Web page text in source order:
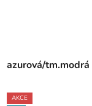
azurová/tm.modrá
AKCE